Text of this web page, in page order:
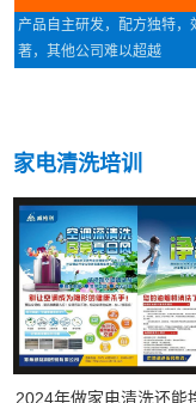
产品自主研发，配方独特，
著，其他公司难以超越
家电清洗培训
2024年做家电清洗还能